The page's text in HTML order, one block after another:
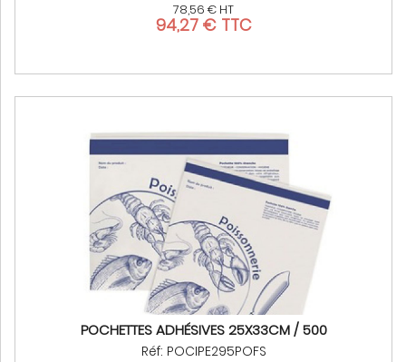
78,56 € HT
94,27 € TTC
POCHETTES ADHÉSIVES 25X33CM / 500
Réf: POCIPE295POFS